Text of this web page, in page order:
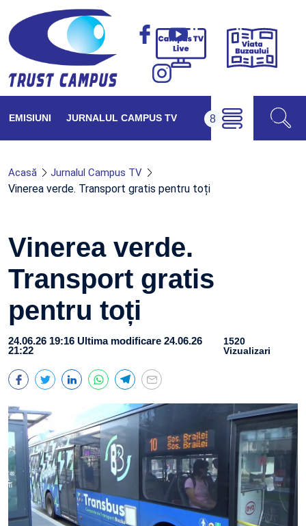
Campus
Viața
EMISIUNI JURNALUL CAMPUS TV
Acasă Jurnalul Campus TV
Vinerea verde. Transport gratis pentru toți
Vinerea verde.
Transport gratis
pentru toți
24.06.26 19:16 Ultima modificare 24.06.26
21:22
1520
Vizualizari